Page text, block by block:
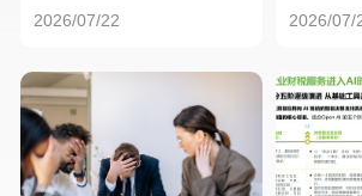
2026/07/22 2026/07/